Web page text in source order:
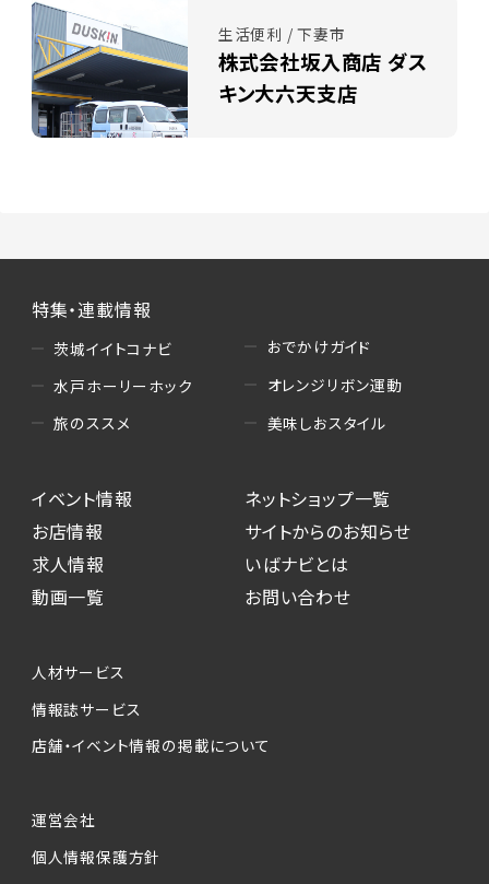
生活便利 / 下妻市
株式会社坂入商店 ダス
キン大六天支店
特集・連載情報
茨城イイトコナビ
水戸ホーリーホック
旅のススメ
おでかけガイド
オレンジリボン運動
美味しおスタイル
イベント情報
お店情報
求人情報
動画一覧
ネットショップ一覧
サイトからのお知らせ
いばナビとは
お問い合わせ
人材サービス
情報誌サービス
店舗・イベント情報の掲載について
運営会社
個人情報保護方針